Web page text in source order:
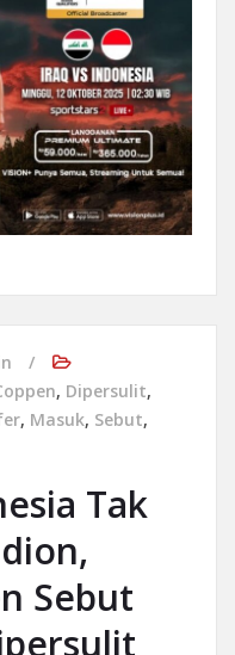
, Dipersulit,
, Masuk, Sebut,
Tak
Sebut